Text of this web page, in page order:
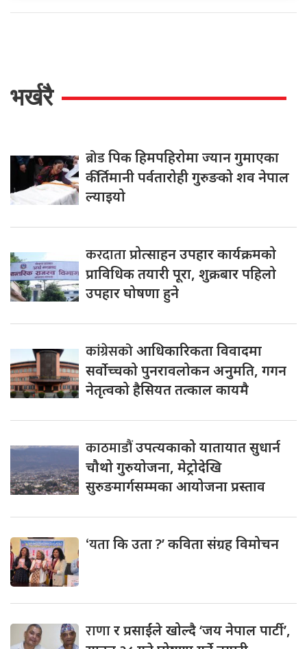
भर्खरै
ब्रोडपिक हिमपहिरोमा ज्यान गुमाएका
कीर्तिमानी पर्वतारोही गुरुङको शव नेपाल
ल्याइयो
करदाताप्रोत्साहन उपहार कार्यक्रमको
प्राविधिक तयारी पूरा, शुक्रबार पहिलो
उपहार घोषणा हुने
कांग्रेसकोआधिकारिकता विवादमा
सर्वोच्चको पुनरावलोकन अनुमति, गगन
नेतृत्वको हैसियत तत्काल कायमै
काठमाडौंउपत्यकाको यातायात सुधार्न
चौथो गुरुयोजना, मेट्रोदेखि
सुरुङमार्गसम्मका आयोजना प्रस्ताव
‘यताकि उता ?’ कविता संग्रह विमोचन
राणार प्रसाईंले खोल्दै ‘जय नेपाल पार्टी’,